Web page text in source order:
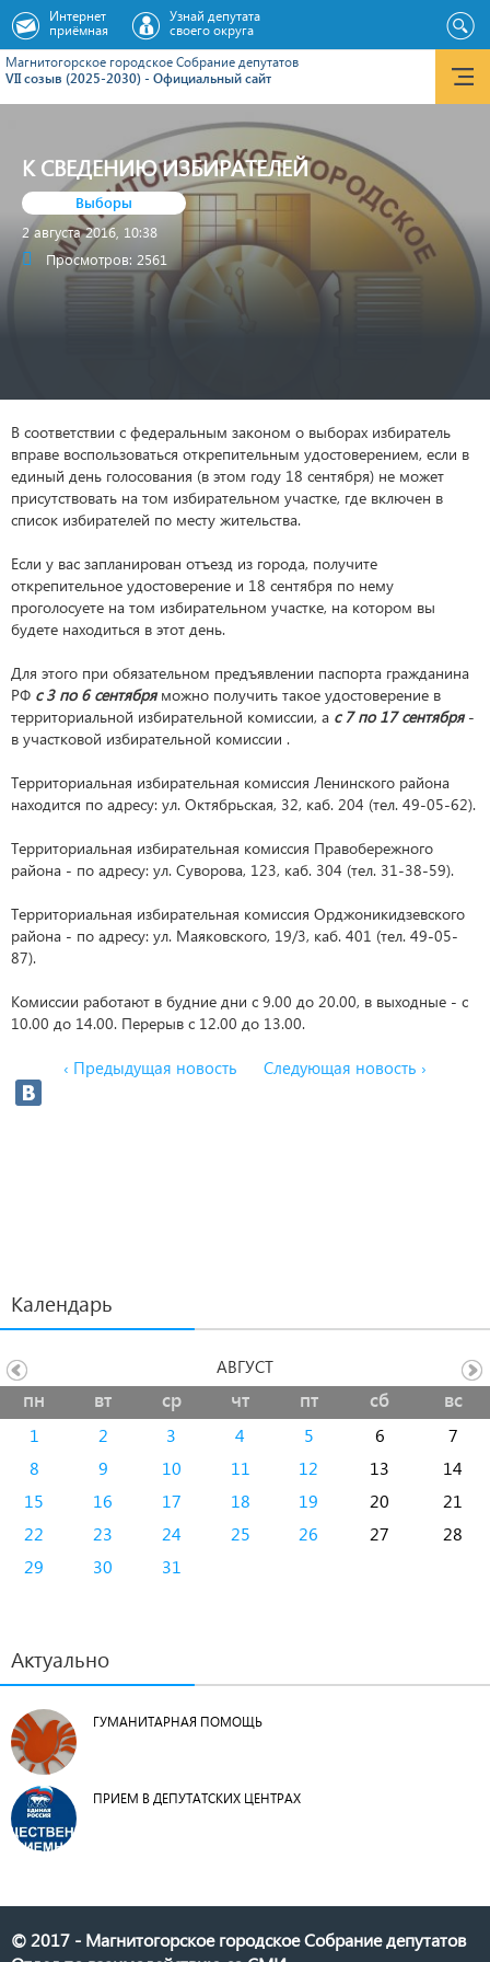
Магнитогорское городское Cобрание депутатов
VII созыв (2025-2030) - Официальный сайт
Интернет
приёмная
Узнай депутата
своего округа
К СВЕДЕНИЮ ИЗБИРАТЕЛЕЙ
Выборы
2 августа 2016, 10:38
Просмотров: 2561
В соответствии с федеральным законом о выборах избиратель
вправе воспользоваться открепительным удостоверением, если в
единый день голосования (в этом году 18 сентября) не может
присутствовать на том избирательном участке, где включен в
список избирателей по месту жительства.
Если у вас запланирован отъезд из города, получите
открепительное удостоверение и 18 сентября по нему
проголосуете на том избирательном участке, на котором вы
будете находиться в этот день.
Для этого при обязательном предъявлении паспорта гражданина
РФ с 3 по 6 сентябряможно получить такое удостоверение в
территориальной избирательной комиссии, а с 7 по 17 сентября-
в участковой избирательной комиссии .
Территориальная избирательная комиссия Ленинского района
находится по адресу: ул. Октябрьская, 32, каб. 204 (тел. 49-05-62).
Территориальная избирательная комиссия Правобережного
района - по адресу: ул. Суворова, 123, каб. 304 (тел. 31-38-59).
Территориальная избирательная комиссия Орджоникидзевского
района - по адресу: ул. Маяковского, 19/3, каб. 401 (тел. 49-05-
87).
Комиссии работают в будние дни с 9.00 до 20.00, в выходные - с
10.00 до 14.00. Перерыв с 12.00 до 13.00.
‹ Предыдущая новость Следующая новость ›
Календарь
пн вт ср чт пт сб вс
1 2 3 4 5 6
7
8
9 10 11 12 13
14
15
16 17 18 19 20
21
22
23 24 25 26 27
28
29
30 31
АВГУСТ
Актуально
ГУМАНИТАРНАЯ ПОМОЩЬ
ПРИЕМ В ДЕПУТАТСКИХ ЦЕНТРАХ
© 2017 - Магнитогорское городское Собрание депутатов